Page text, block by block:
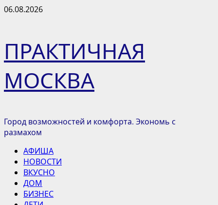
Перейти
06.08.2026
ПРАКТИЧНАЯ
МОСКВА
Город возможностей и комфорта. Экономь с
размахом
Основное
меню
АФИША
НОВОСТИ
ВКУСНО
ДОМ
БИЗНЕС